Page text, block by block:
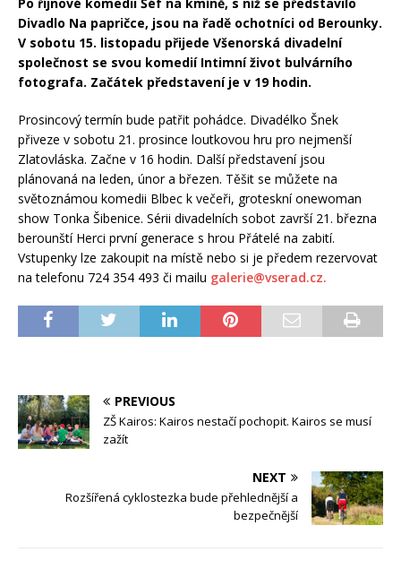
Divadlo Na papričce, jsou na řadě ochotníci od Berounky.
V sobotu 15. listopadu přijede Všenorská divadelní
společnost se svou komedií Intimní život bulvárního
fotografa. Začátek představení je v 19 hodin.
Prosincový termín bude patřit pohádce. Divadélko Šnek
přiveze v sobotu 21. prosince loutkovou hru pro nejmenší
Zlatovláska. Začne v 16 hodin. Další představení jsou
plánovaná na leden, únor a březen. Těšit se můžete na
světoznámou komedii Blbec k večeři, groteskní onewoman
show Tonka Šibenice. Sérii divadelních sobot završí 21. března
berounští Herci první generace s hrou Přátelé na zabití.
Vstupenky lze zakoupit na místě nebo si je předem rezervovat
na telefonu 724 354 493 či mailu galerie@vserad.cz.
PREVIOUS
ZŠ Kairos: Kairos nestačí pochopit. Kairos se musí
zažít
NEXT
Rozšířená cyklostezka bude přehlednější a
bezpečnější